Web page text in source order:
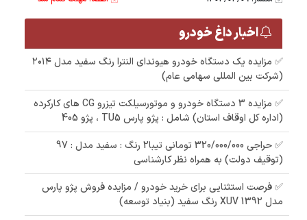
اخبار داغ خودرو
✅ مزایده یک دستگاه خودرو هیوندای النترا رنگ سفید مدل ۲۰۱۴
(شرکت بین المللی سهامی عام)
✅ مزایده 3 دستگاه خودرو و موتورسیلکت تیزرو CG های کارکرده
(اداره کل اوقاف استان) شامل : پژو پارس TU5 ، پژو 405
✅ حراجی 320/000/000 تومانی تیبا2 رنگ : سفید مدل : 97
(توقیف دولت) به همراه نظر کارشناسی
✅ فرصت استثنایی برای خرید خودرو / مزایده فروش پژو پارس
مدل 1392 XUV رنگ سفید (بنیاد توسعه)